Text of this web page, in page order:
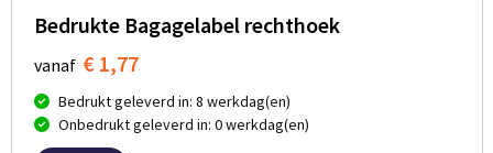
Bedrukte Bagagelabel rechthoek
vanaf € 1,77
Bedrukt geleverd in: 8 werkdag(en)
Onbedrukt geleverd in: 0 werkdag(en)